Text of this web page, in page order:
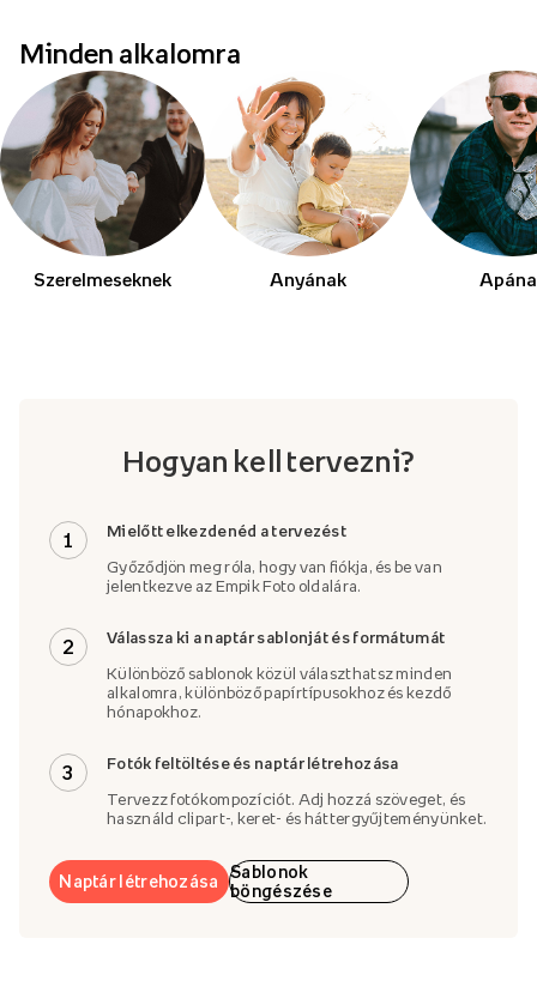
Minden alkalomra
Szerelmeseknek Anyának
Hogyan kell tervezni?
1 Mielőtt elkezdenéd a tervezést
Győződjön meg róla, hogy van fiókja, és be van
jelentkezve az Empik Foto oldalára.
2 Válassza ki a naptár sablonját és formátumát
Különböző sablonok közül választhatsz minden
alkalomra, különböző papírtípusokhoz és kezdő
hónapokhoz.
3 Fotók feltöltése és naptár létrehozása
Tervezz fotókompozíciót. Adj hozzá szöveget, és
használd clipart-, keret- és háttergyűjteményünket.
Naptár létrehozása
Sablonok
böngészése